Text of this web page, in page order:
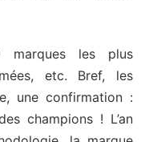
les plus
etc. Bref, les
une confirmation :
champions ! L’an